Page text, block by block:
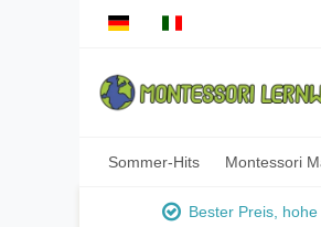
Sommer-Hits Montessori
Bester Preis,